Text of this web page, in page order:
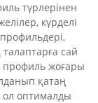
түрлерінен
күрделі
сай
профиль жоғары
қатаң
ол оптималды